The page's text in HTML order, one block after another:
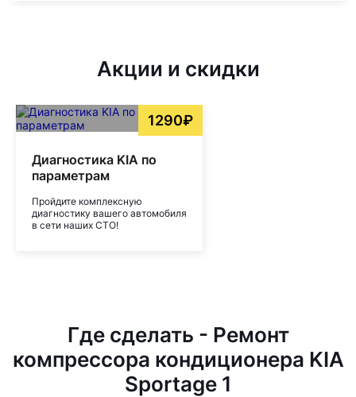
Акции и скидки
1290₽
Диагностика KIA по
параметрам
Пройдите комплексную
диагностику вашего автомобиля
в сети наших СТО!
Где сделать - Ремонт
компрессора кондиционера KIA
Sportage 1